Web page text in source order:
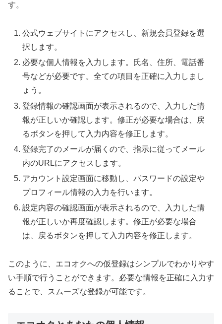
す。
公式ウェブサイトにアクセスし、新規会員登録を選
択します。
必要な個人情報を入力します。氏名、住所、電話番
号などが必要です。全ての項目を正確に入力しまし
ょう。
登録情報の確認画面が表示されるので、入力した情
報が正しいか確認します。修正が必要な場合は、戻
るボタンを押して入力内容を修正します。
登録完了のメールが届くので、指示に従ってメール
内のURLにアクセスします。
アカウント設定画面に移動し、パスワードの設定や
プロフィール情報の入力を行います。
設定内容の確認画面が表示されるので、入力した情
報が正しいか再度確認します。修正が必要な場合
は、戻るボタンを押して入力内容を修正します。
このように、エコオクへの仮登録はシンプルでわかりやす
い手順で行うことができます。必要な情報を正確に入力す
ることで、スムーズな登録が可能です。